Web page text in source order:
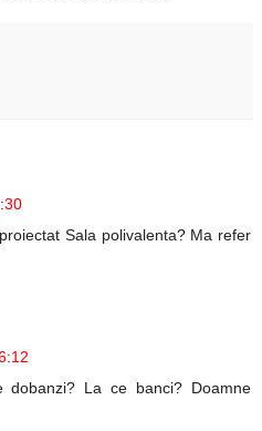
Sala polivalenta? Ma refer
dobanzi? La ce banci? Doamne